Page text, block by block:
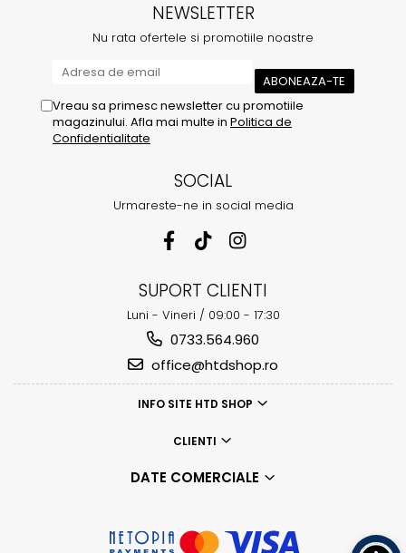
NEWSLETTER
Nu rata ofertele si promotiile noastre
Vreau sa primesc newsletter cu promotiile
magazinului. Afla mai multe in Politica de
Confidentialitate
SOCIAL
Urmareste-ne in social media
SUPORT CLIENTI
Luni - Vineri / 09:00 - 17:30
0733.564.960
office@htdshop.ro
INFO SITE HTD SHOP
CLIENTI
DATE COMERCIALE